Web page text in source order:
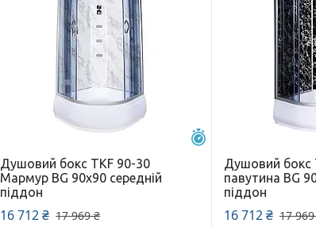
Душовий бокс TKF 90-30
Мармур BG 90х90 середній
піддон
16 712 ₴ 17 969 ₴
Душовий бокс
павутина BG
піддон
16 712 ₴ 17